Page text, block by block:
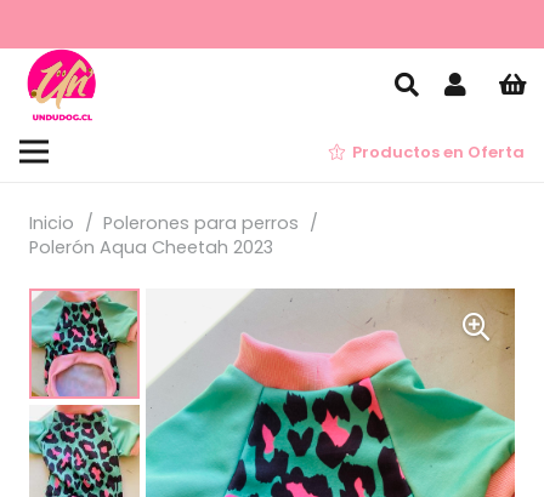
Productos en Oferta
Inicio / Polerones para perros /
Polerón Aqua Cheetah 2023